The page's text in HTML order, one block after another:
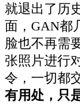
就退出了历
面，GAN都
脸也不再需
张照片进行
令，一切都
有用处，只